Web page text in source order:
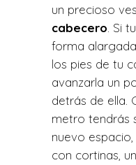
un precioso
cabecero . Si
forma
los pies de tu
avanzarla un
detrás de ella.
metro tendrás
nuevo
con cortinas,